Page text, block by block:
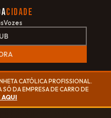
Cidade
Vozes
CATÓLICA PROFISSIONAL.
SÓ DA EMPRESA DE CARRO DE
AQUI